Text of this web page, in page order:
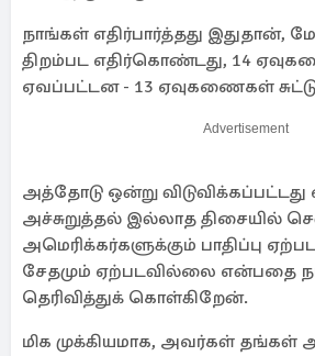
நாங்கள் எதிர்பார்த்தது இதுதான்,
திறம்பட எதிர்கொண்டது, 14
ஏவப்பட்டன - 13 ஏவுகணைகள்
Advertisement
அத்தோடு ஒன்று
அச்சுறுத்தல் இல்லாத திசையில்
அமெரிக்கர்களுக்கும் பாதிப்பு
சேதமும் ஏற்படவில்லை என்பதை
தெரிவித்துக் கொள்கிறேன்.
மிக முக்கியமாக, அவர்கள் தங்கள்